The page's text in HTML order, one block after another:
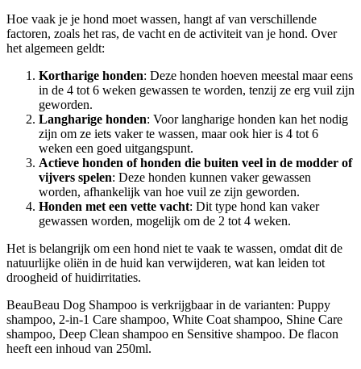
Hoe vaak je je hond moet wassen, hangt af van verschillende
factoren, zoals het ras, de vacht en de activiteit van je hond. Over
het algemeen geldt:
Kortharige honden: Deze honden hoeven meestal maar eens
in de 4 tot 6 weken gewassen te worden, tenzij ze erg vuil zijn
geworden.
Langharige honden: Voor langharige honden kan het nodig
zijn om ze iets vaker te wassen, maar ook hier is 4 tot 6
weken een goed uitgangspunt.
Actieve honden of honden die buiten veel in de modder of
vijvers spelen: Deze honden kunnen vaker gewassen
worden, afhankelijk van hoe vuil ze zijn geworden.
Honden met een vette vacht: Dit type hond kan vaker
gewassen worden, mogelijk om de 2 tot 4 weken.
Het is belangrijk om een hond niet te vaak te wassen, omdat dit de
natuurlijke oliën in de huid kan verwijderen, wat kan leiden tot
droogheid of huidirritaties.
BeauBeau Dog Shampoo is verkrijgbaar in de varianten: Puppy
shampoo, 2-in-1 Care shampoo, White Coat shampoo, Shine Care
shampoo, Deep Clean shampoo en Sensitive shampoo. De flacon
heeft een inhoud van 250ml.